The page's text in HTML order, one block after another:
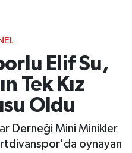
Elif Su,
Tek Kız
Oldu
Derneği Mini Minikler
oynayan